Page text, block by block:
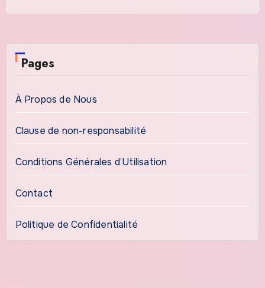
Pages
À Propos de Nous
Clause de non-responsabilité
Conditions Générales d’Utilisation
Contact
Politique de Confidentialité